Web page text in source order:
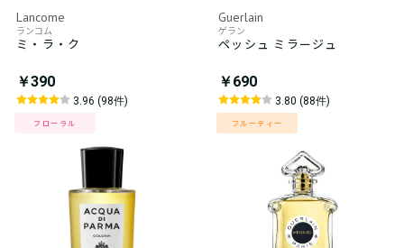
Lancome
ランコム
ミ・ラ・ク
￥390
3.96 (98件)
フローラル
Guerlain
ゲラン
ペッシュ ミラージュ
￥690
3.80 (88件)
フルーティー